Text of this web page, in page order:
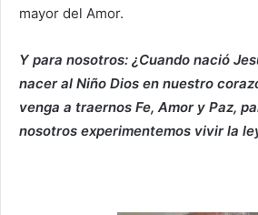
mayor del Amor.
Y para nosotros: ¿Cuando nació
nacer al Niño Dios en nuestro
venga a traernos Fe, Amor y Paz,
nosotros experimentemos vivir la